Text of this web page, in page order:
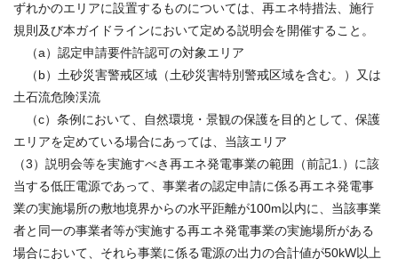
ずれかのエリアに設置するものについては、再エネ特措法、施行
規則及び本ガイドラインにおいて定める説明会を開催すること。
（a）認定申請要件許認可の対象エリア
（b）土砂災害警戒区域（土砂災害特別警戒区域を含む。）又は
土石流危険渓流
（c）条例において、自然環境・景観の保護を目的として、保護
エリアを定めている場合にあっては、当該エリア
（3）説明会等を実施すべき再エネ発電事業の範囲（前記1.）に該
当する低圧電源であって、事業者の認定申請に係る再エネ発電事
業の実施場所の敷地境界からの水平距離が100m以内に、当該事業
者と同一の事業者等が実施する再エネ発電事業の実施場所がある
場合において、それら事業に係る電源の出力の合計値が50kW以上